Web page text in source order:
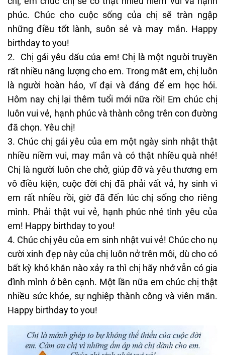
phúc. Chúc cho cuộc sống của chị sẽ tràn ngập
những điều tốt lành, suôn sẻ và may mắn. Happy
birthday to you!
2. Chị gái yêu dấu của em! Chị là một người truyền
rất nhiều năng lượng cho em. Trong mắt em, chị luôn
là người hoàn hảo, vĩ đại và đáng để em học hỏi.
Hôm nay chị lại thêm tuổi mới nữa rồi! Em chúc chị
luôn vui vẻ, hạnh phúc và thành công trên con đường
đã chọn. Yêu chị!
3. Chúc chị gái yêu của em một ngày sinh nhật thật
nhiều niềm vui, may mắn và có thật nhiều quà nhé!
Chị là người luôn che chở, giúp đỡ và yêu thương em
vô điều kiện, cuộc đời chị đã phải vất vả, hy sinh vì
em rất nhiều rồi, giờ đã đến lúc chị sống cho riêng
mình. Phải thật vui vẻ, hạnh phúc nhé tình yêu của
em! Happy birthday to you!
4. Chúc chị yêu của em sinh nhật vui vẻ! Chúc cho nụ
cười xinh đẹp này của chị luôn nở trên môi, dù cho có
bất kỳ khó khăn nào xảy ra thì chị hãy nhớ vẫn có gia
đình mình ở bên cạnh. Một lần nữa em chúc chị thật
nhiều sức khỏe, sự nghiệp thành công và viên mãn.
Happy birthday to you!